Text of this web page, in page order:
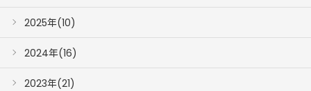
2025年(10)
2024年(16)
2023年(21)